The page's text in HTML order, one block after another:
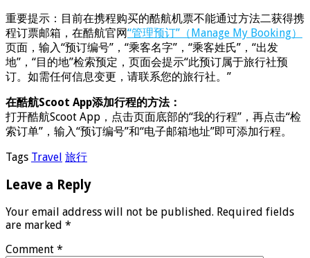
重要提示：目前在携程购买的酷航机票不能通过方法二获得携
程订票邮箱，在酷航官网“管理预订”（Manage My Booking）
页面，输入“预订编号”，“乘客名字”，“乘客姓氏”，“出发
地”，“目的地”检索预定，页面会提示“此预订属于旅行社预
订。如需任何信息变更，请联系您的旅行社。”
在酷航Scoot App添加行程的方法：
打开酷航Scoot App，点击页面底部的“我的行程”，再点击“检
索订单”，输入“预订编号”和“电子邮箱地址”即可添加行程。
Tags Travel 旅行
Leave a Reply
Your email address will not be published. Required fields
are marked *
Comment *